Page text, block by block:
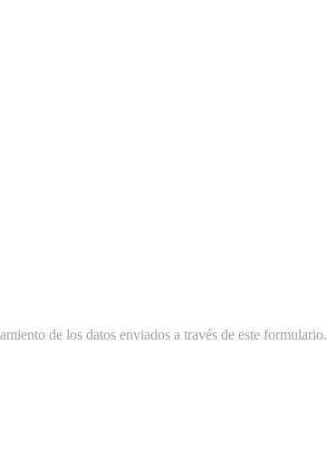
de los datos enviados a través de este formulario.